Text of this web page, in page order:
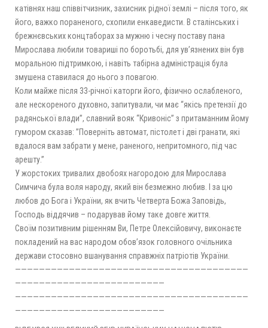
катівнях наш співвітчизник, захисник рідної землі – після того, як
його, важко пораненого, схопили енкаведисти. В сталінських і
брежнєвських концтаборах за мужню і чесну поставу пана
Мирослава любили товариші по боротьбі, для ув’язнених він був
моральною підтримкою, і навіть табірна адміністрація була
змушена ставилася до нього з повагою.
Коли майже після 33-річної каторги його, фізично ослабленого,
але нескореного духовно, запитували, чи має “якісь претензії до
радянської влади”, славний вояк “Кривоніс” з притаманним йому
гумором сказав: ”Поверніть автомат, пістолет і дві гранати, які
вдалося вам забрати у мене, раненого, непритомного, під час
арешту.”
У жорстоких тривалих двобоях нагородою для Мирослава
Симчича була воля народу, який він безмежно любив. І за цю
любов до Бога і України, як вчить Четверта Божа Заповідь,
Господь віддячив – подарував йому таке довге життя.
Своїм позитивним рішенням Ви, Петре Олексійовичу, виконаєте
покладений на вас народом обов’язок головного очільника
держави стосовно вшанування справжніх патріотів України.
———————————————————————————————————————
—————————————————————————
———————————————————————————————————————
—————————————————————————